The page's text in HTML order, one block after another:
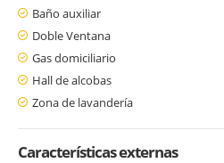
Baño auxiliar
Doble Ventana
Gas domiciliario
Hall de alcobas
Zona de lavandería
Características externas